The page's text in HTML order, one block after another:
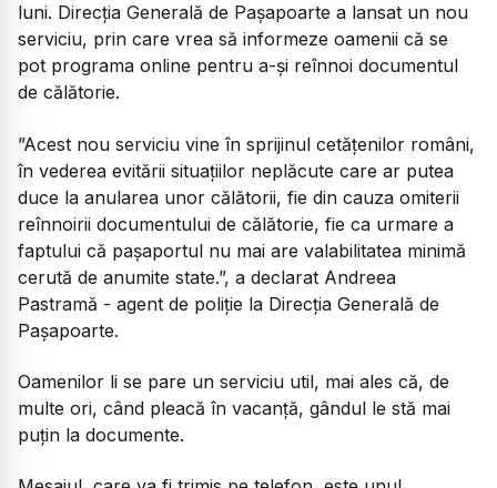
luni. Direcția Generală de Pașapoarte a lansat un nou
serviciu, prin care vrea să informeze oamenii că se
pot programa online pentru a-și reînnoi documentul
de călătorie.
”Acest nou serviciu vine în sprijinul cetățenilor români,
în vederea evitării situațiilor neplăcute care ar putea
duce la anularea unor călătorii, fie din cauza omiterii
reînnoirii documentului de călătorie, fie ca urmare a
faptului că pașaportul nu mai are valabilitatea minimă
cerută de anumite state.”, a declarat Andreea
Pastramă - agent de poliție la Direcția Generală de
Pașapoarte.
Oamenilor li se pare un serviciu util, mai ales că, de
multe ori, când pleacă în vacanță, gândul le stă mai
puțin la documente.